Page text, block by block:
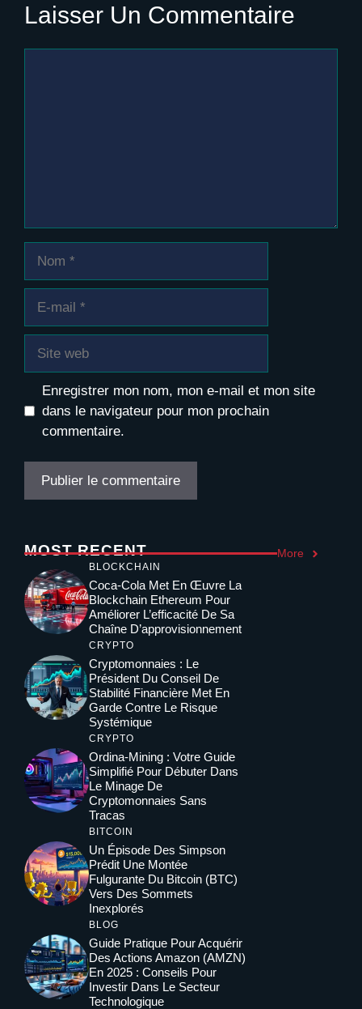
Laisser Un Commentaire
Enregistrer mon nom, mon e-mail et mon site
dans le navigateur pour mon prochain
commentaire.
MOST RECENT More
BLOCKCHAIN
Coca-Cola Met En Œuvre La
Blockchain Ethereum Pour
Améliorer L’efficacité De Sa
Chaîne D’approvisionnement
CRYPTO
Cryptomonnaies : Le
Président Du Conseil De
Stabilité Financière Met En
Garde Contre Le Risque
Systémique
CRYPTO
Ordina-Mining : Votre Guide
Simplifié Pour Débuter Dans
Le Minage De
Cryptomonnaies Sans
Tracas
BITCOIN
Un Épisode Des Simpson
Prédit Une Montée
Fulgurante Du Bitcoin (BTC)
Vers Des Sommets
Inexplorés
BLOG
Guide Pratique Pour Acquérir
Des Actions Amazon (AMZN)
En 2025 : Conseils Pour
Investir Dans Le Secteur
Technologique